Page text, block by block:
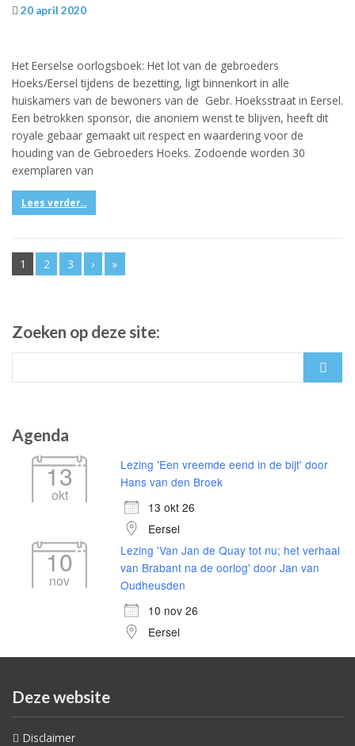
20 april 2020
Het Eerselse oorlogsboek: Het lot van de gebroeders
Hoeks/Eersel tijdens de bezetting, ligt binnenkort in alle
huiskamers van de bewoners van de Gebr. Hoeksstraat in Eersel.
Een betrokken sponsor, die anoniem wenst te blijven, heeft dit
royale gebaar gemaakt uit respect en waardering voor de
houding van de Gebroeders Hoeks. Zodoende worden 30
exemplaren van
Lees verder...
1 2 3 › »
Zoeken op deze site:
Agenda
13
okt
Lezing 'Een vreemde eend in de bijt' door
Hans van den Broek
13 okt 26
Eersel
10
nov
Lezing 'Van Jan de Quay tot nu; het verhaal
van Brabant na de oorlog' door Jan van
Oudheusden
10 nov 26
Eersel
Deze website
Disclaimer